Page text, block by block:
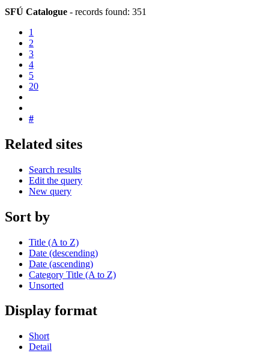
SFÚ Catalogue - records found: 351
1
2
3
4
5
20
#
Related sites
Search results
Edit the query
New query
Sort by
Title (A to Z)
Date (descending)
Date (ascending)
Category Title (A to Z)
Unsorted
Display format
Short
Detail